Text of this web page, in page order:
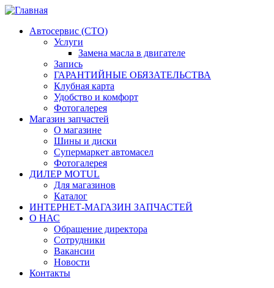
Автосервис (СТО)
Услуги
Замена масла в двигателе
Запись
ГАРАНТИЙНЫЕ ОБЯЗАТЕЛЬСТВА
Клубная карта
Удобство и комфорт
Фотогалерея
Магазин запчастей
О магазине
Шины и диски
Супермаркет автомасел
Фотогалерея
ДИЛЕР MOTUL
Для магазинов
Каталог
ИНТЕРНЕТ-МАГАЗИН ЗАПЧАСТЕЙ
О НАС
Обращение директора
Сотрудники
Вакансии
Новости
Контакты